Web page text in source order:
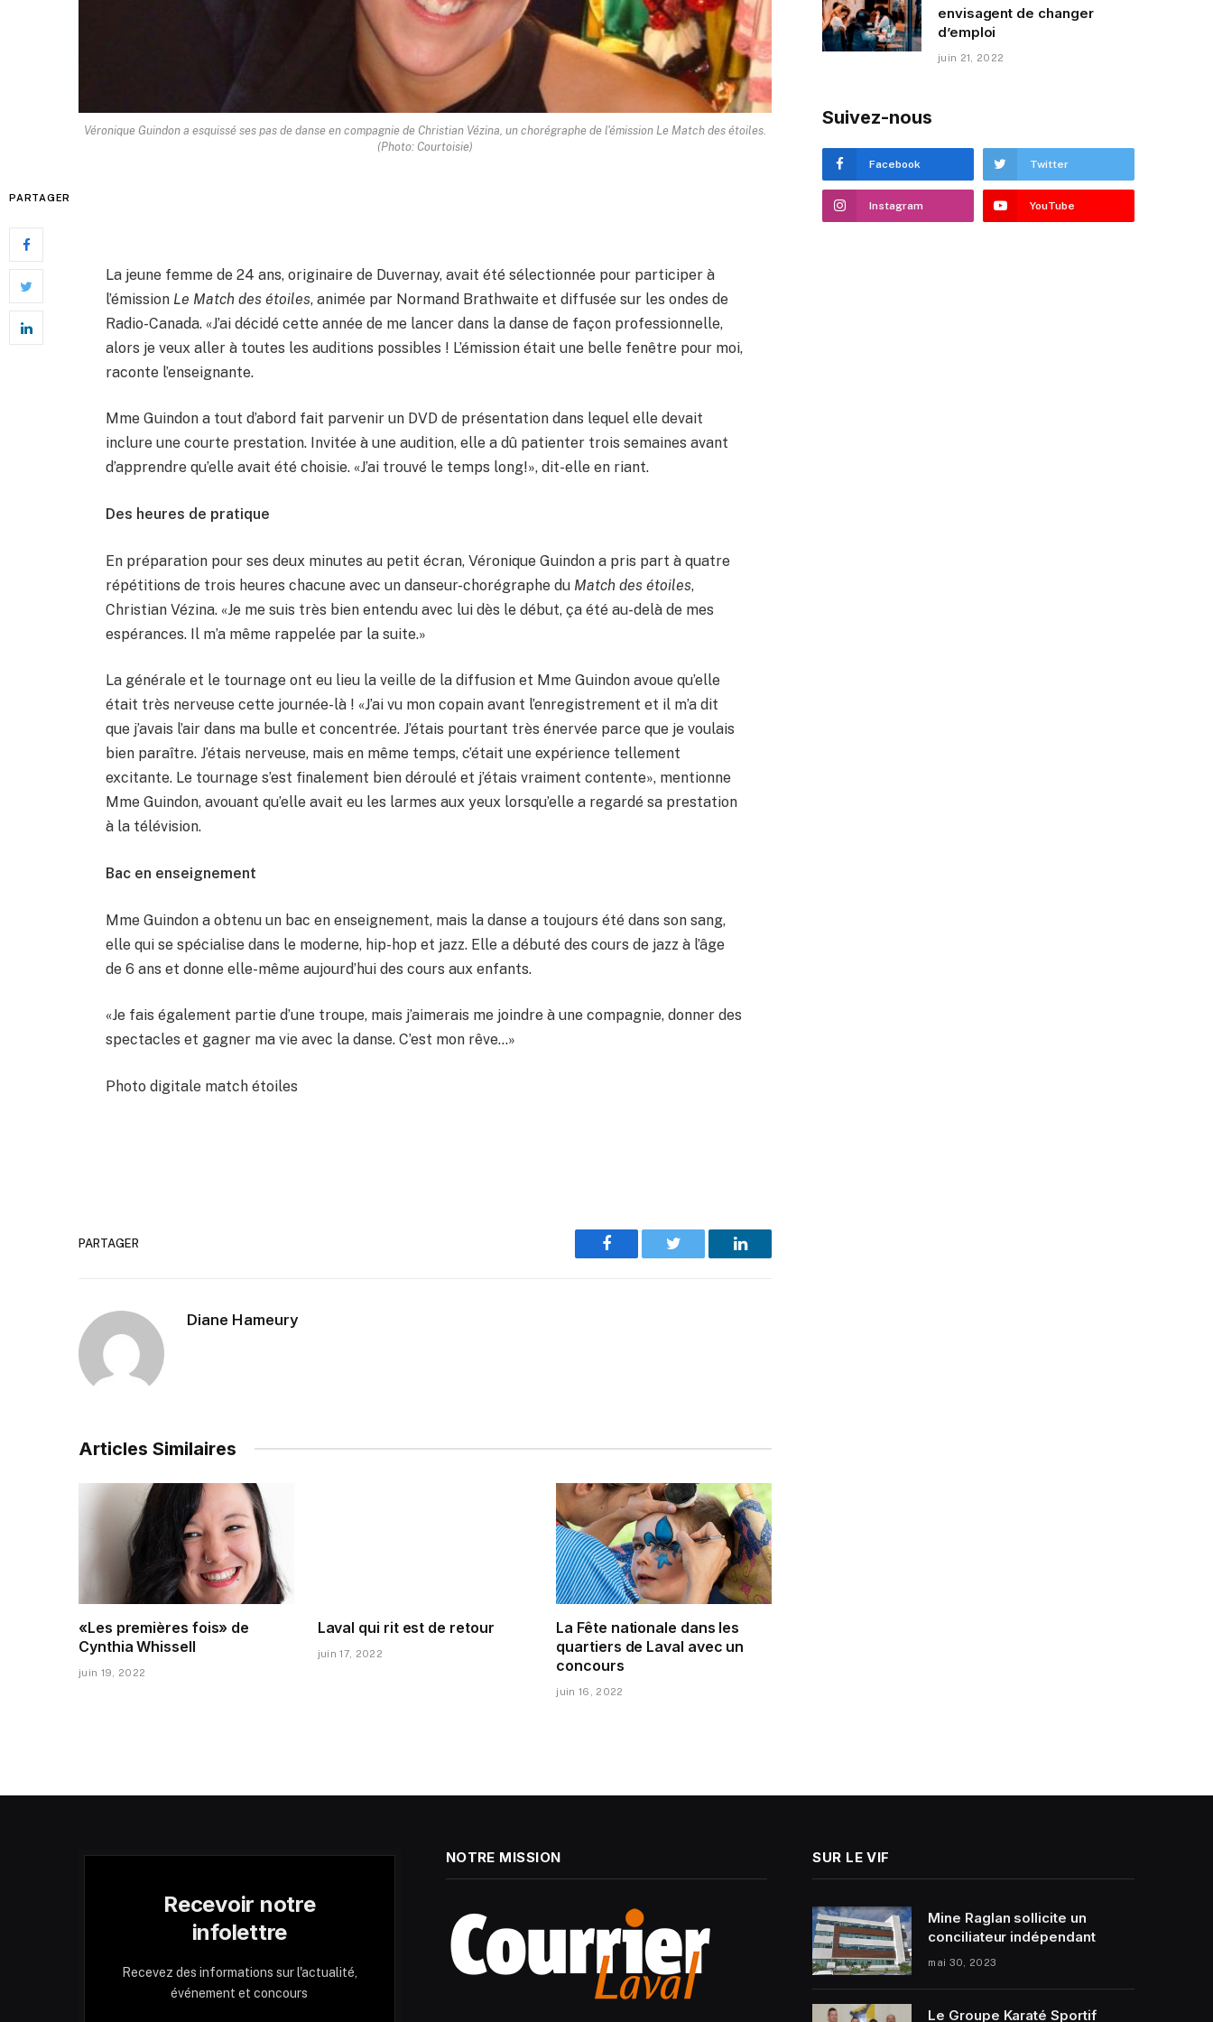
Véronique Guindon a esquissé ses pas de danse en compagnie de Christian Vézina, un chorégraphe de l'émission Le Match des étoiles.
(Photo: Courtoisie)
PARTAGER
La jeune femme de 24 ans, originaire de Duvernay, avait été sélectionnée pour participer à
l’émission Le Match des étoiles, animée par Normand Brathwaite et diffusée sur les ondes de
Radio-Canada. «J’ai décidé cette année de me lancer dans la danse de façon professionnelle,
alors je veux aller à toutes les auditions possibles ! L’émission était une belle fenêtre pour moi,
raconte l’enseignante.
Mme Guindon a tout d’abord fait parvenir un DVD de présentation dans lequel elle devait
inclure une courte prestation. Invitée à une audition, elle a dû patienter trois semaines avant
d’apprendre qu’elle avait été choisie. «J’ai trouvé le temps long!», dit-elle en riant.
Des heures de pratique
En préparation pour ses deux minutes au petit écran, Véronique Guindon a pris part à quatre
répétitions de trois heures chacune avec un danseur-chorégraphe du Match des étoiles,
Christian Vézina. «Je me suis très bien entendu avec lui dès le début, ça été au-delà de mes
espérances. Il m’a même rappelée par la suite.»
La générale et le tournage ont eu lieu la veille de la diffusion et Mme Guindon avoue qu’elle
était très nerveuse cette journée-là ! «J’ai vu mon copain avant l’enregistrement et il m’a dit
que j’avais l’air dans ma bulle et concentrée. J’étais pourtant très énervée parce que je voulais
bien paraître. J’étais nerveuse, mais en même temps, c’était une expérience tellement
excitante. Le tournage s’est finalement bien déroulé et j’étais vraiment contente», mentionne
Mme Guindon, avouant qu’elle avait eu les larmes aux yeux lorsqu’elle a regardé sa prestation
à la télévision.
Bac en enseignement
Mme Guindon a obtenu un bac en enseignement, mais la danse a toujours été dans son sang,
elle qui se spécialise dans le moderne, hip-hop et jazz. Elle a débuté des cours de jazz à l’âge
de 6 ans et donne elle-même aujourd’hui des cours aux enfants.
«Je fais également partie d’une troupe, mais j’aimerais me joindre à une compagnie, donner des
spectacles et gagner ma vie avec la danse. C’est mon rêve…»
Photo digitale match étoiles
PARTAGER
Facebook Twitter LinkedIn
Diane Hameury
Articles Similaires
«Les premières fois» de
Cynthia Whissell
juin 19, 2022
Laval qui rit est de retour
juin 17, 2022
La Fête nationale dans les
quartiers de Laval avec un
concours
juin 16, 2022
envisagent de changer
d’emploi
juin 21, 2022
Suivez-nous
Facebook Twitter
Instagram YouTube
Recevoir notre
infolettre
Recevez des informations sur l'actualité,
événement et concours
NOTRE MISSION SUR LE VIF
Mine Raglan sollicite un
conciliateur indépendant
mai 30, 2023
Le Groupe Karaté Sportif